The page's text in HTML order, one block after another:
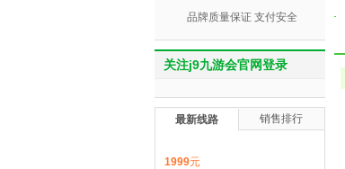
品牌质量保证 支付安全
关注j9九游会官网登录
最新线路 销售排行
1999元